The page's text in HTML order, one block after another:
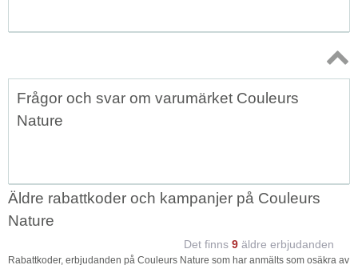
Topp
Frågor och svar om varumärket Couleurs
Nature
Äldre rabattkoder och kampanjer på Couleurs
Nature
Det finns 9 äldre erbjudanden
Rabattkoder, erbjudanden på Couleurs Nature som har anmälts som osäkra av